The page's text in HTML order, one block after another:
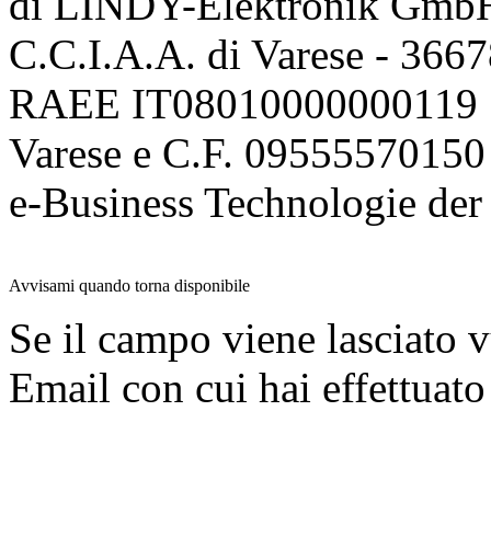
C.C.I.A.A. di Varese -
RAEE
Varese e C.F. 09555570150
e-Business Technologie
Avvisami quando torna disponibile
Se il campo viene lasciato
Email con cui hai